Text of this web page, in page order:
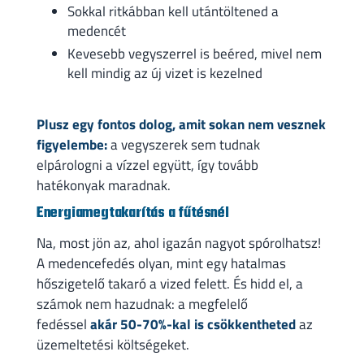
Sokkal ritkábban kell utántöltened a
medencét
Kevesebb vegyszerrel is beéred, mivel nem
kell mindig az új vizet is kezelned
Plusz egy fontos dolog, amit sokan nem vesznek
figyelembe:a vegyszerek sem tudnak
elpárologni a vízzel együtt, így tovább
hatékonyak maradnak.
Energiamegtakarítás a fűtésnél
Na, most jön az, ahol igazán nagyot spórolhatsz!
A medencefedés olyan, mint egy hatalmas
hőszigetelő takaró a vized felett. És hidd el, a
számok nem hazudnak: a megfelelő
fedésselakár 50-70%-kal is csökkenthetedaz
üzemeltetési költségeket.